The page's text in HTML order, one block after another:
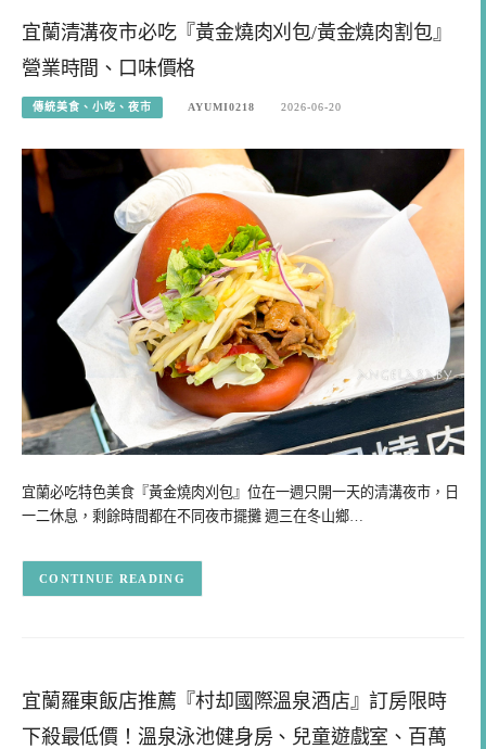
宜蘭清溝夜市必吃『黃金燒肉刈包/黃金燒肉割包』
營業時間、口味價格
傳統美食、小吃、夜市 AYUMI0218 2026-06-20
宜蘭必吃特色美食『黃金燒肉刈包』位在一週只開一天的清溝夜市，日
一二休息，剩餘時間都在不同夜市擺攤 週三在冬山鄉…
CONTINUE READING
宜蘭羅東飯店推薦『村却國際溫泉酒店』訂房限時
下殺最低價！溫泉泳池健身房、兒童遊戲室、百萬